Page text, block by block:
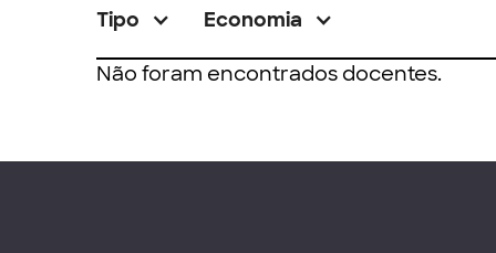
Tipo Economia
Não foram encontrados docentes.